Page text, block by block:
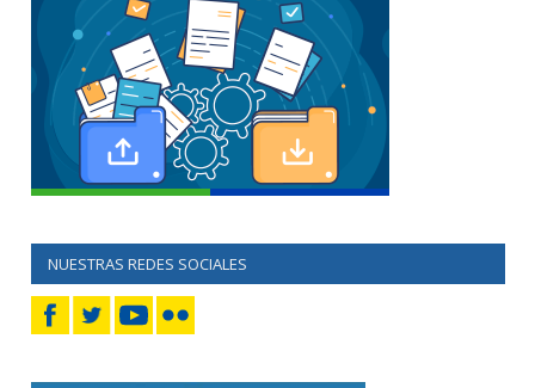
NUESTRAS REDES SOCIALES